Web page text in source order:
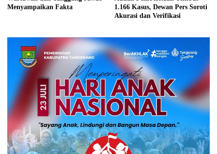
Menyampaikan Fakta
1.166 Kasus, Dewan Pers Soroti
Akurasi dan Verifikasi